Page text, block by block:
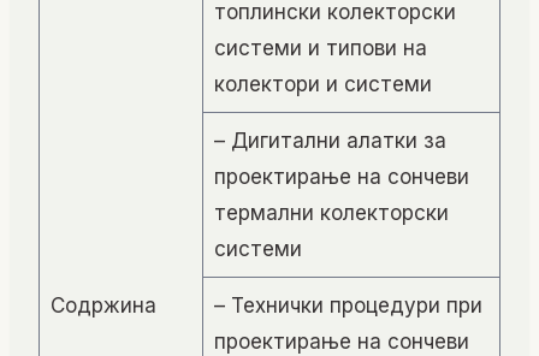
Содржина
топлински колекторски
системи и типови на
колектори и системи
– Дигитални алатки за
проектирање на сончеви
термални колекторски
системи
– Технички процедури при
проектирање на сончеви